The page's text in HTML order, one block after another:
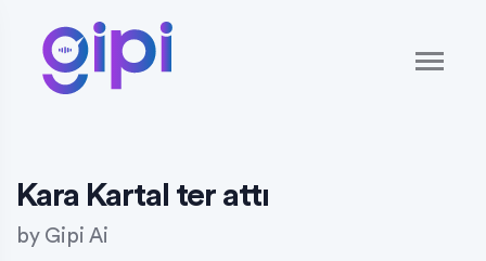
Kara Kartal ter attı
by Gipi Ai